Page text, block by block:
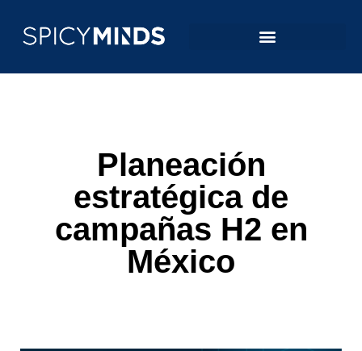
Planeación
estratégica de
campañas H2 en
México